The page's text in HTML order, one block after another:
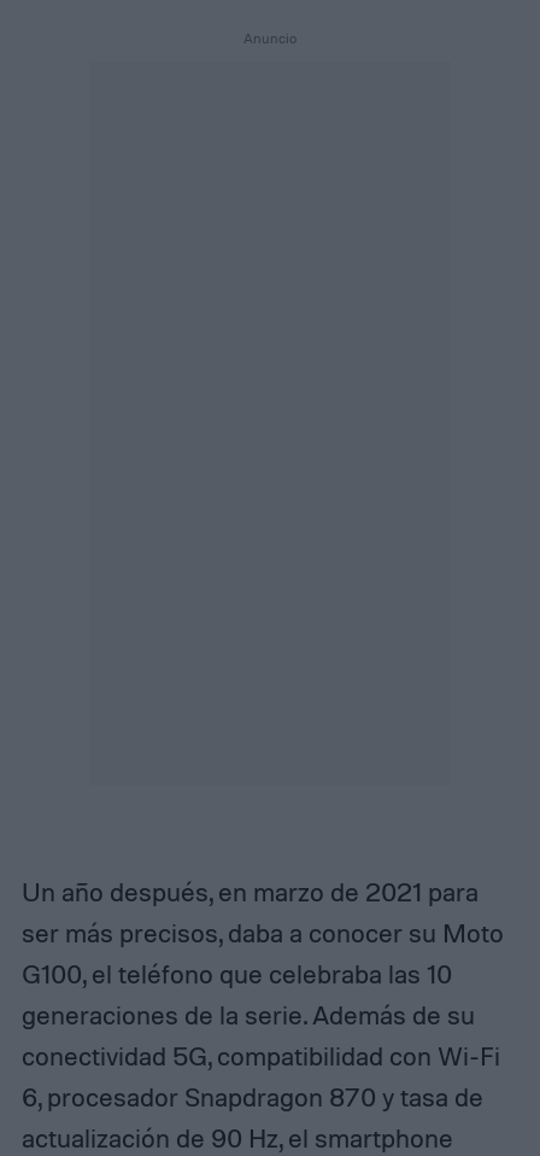
Un año después, en marzo de 2021 para
ser más precisos, daba a conocer su Moto
G100, el teléfono que celebraba las 10
generaciones de la serie. Además de su
conectividad 5G, compatibilidad con Wi-Fi
6, procesador Snapdragon 870 y tasa de
actualización de 90 Hz, el smartphone